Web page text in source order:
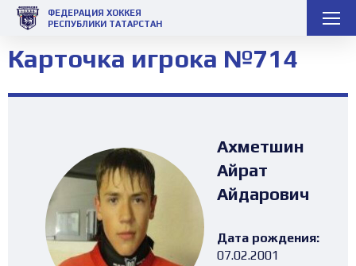
ФЕДЕРАЦИЯ ХОККЕЯ
РЕСПУБЛИКИ ТАТАРСТАН
Карточка игрока №714
Ахметшин
Айрат
Айдарович
Дата рождения:
07.02.2001